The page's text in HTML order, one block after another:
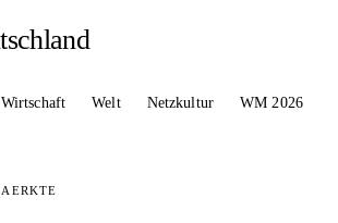
Wirtschaft Welt Netzkultur WM 2026